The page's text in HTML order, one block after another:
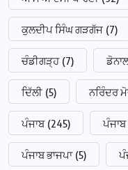
ਕੁਲਦੀਪ ਸਿੰਘ ਗੜਗੱਜ (7)
ਚੰਡੀਗੜ੍ਹ (7)
ਦਿੱਲੀ (5) ਨਰਿੰਦਰ
ਪੰਜਾਬ (245)
ਪੰਜਾਬ ਭਾਜਪਾ (5)